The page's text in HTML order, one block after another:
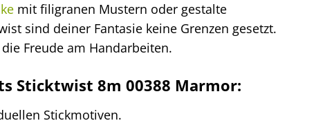
mit filigranen Mustern oder gestalte
sind deiner Fantasie keine Grenzen gesetzt.
Freude am Handarbeiten.
Sticktwist 8m 00388 Marmor:
Stickmotiven.